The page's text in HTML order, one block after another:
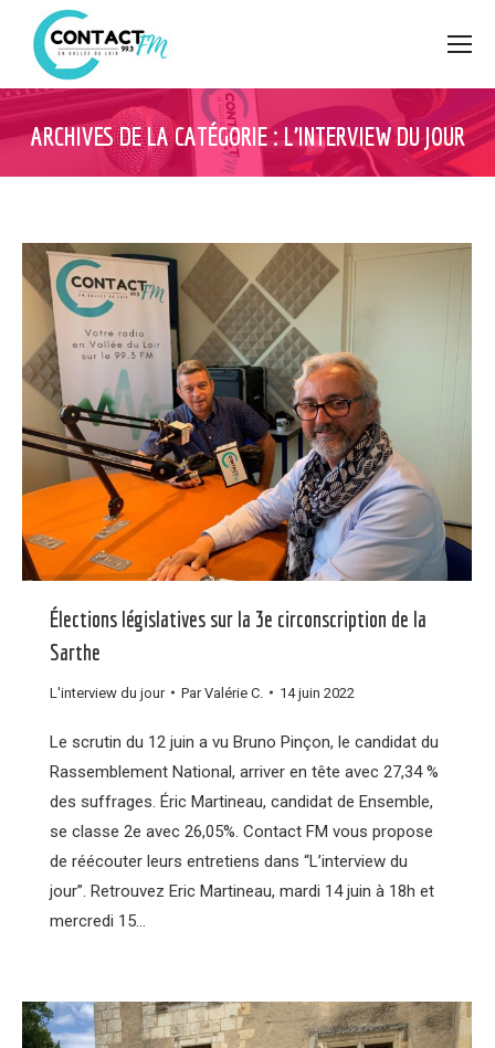
ARCHIVES DE LA CATÉGORIE :L’INTERVIEW DU JOUR
Élections législatives sur la 3e circonscription de la
Sarthe
L'interview du jour ParValérie C. 14 juin 2022
Le scrutin du 12 juin a vu Bruno Pinçon, le candidat du
Rassemblement National, arriver en tête avec 27,34 %
des suffrages. Éric Martineau, candidat de Ensemble,
se classe 2e avec 26,05%. Contact FM vous propose
de réécouter leurs entretiens dans “L’interview du
jour”. Retrouvez Eric Martineau, mardi 14 juin à 18h et
mercredi 15…